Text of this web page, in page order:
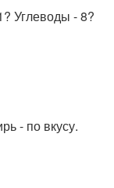
Углеводы - 8?
- по вкусу.